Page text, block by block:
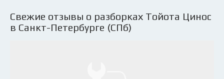
Свежие отзывы о разборках Тойота Цинос
в Санкт-Петербурге (СПб)